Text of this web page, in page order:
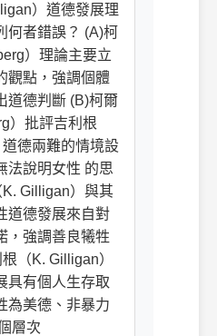
）道德發展理
何者錯誤？ (A)柯
）理論主要立
觀點，強調個體
道德判斷 (B)柯爾
）批評吉利根
道德兩難的情境設
法說明女性 的思
Gilligan）與其
道德發展來自對
，強調善良犧牲
（K. Gilligan）
具有個人生存取
為美德、非暴力
層次